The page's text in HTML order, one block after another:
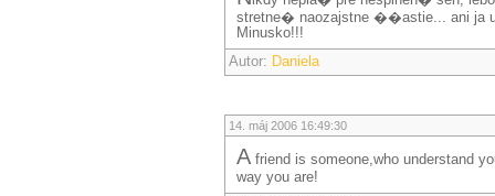
stretne� naozajstne ��astie... ani ja
Minusko!!!
Autor: Daniela
14. máj 2006 16:49:30
Afriend is someone,who understand
way you are!